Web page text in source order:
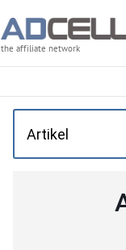
the affiliate network